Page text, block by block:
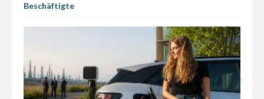
Beschäftigte